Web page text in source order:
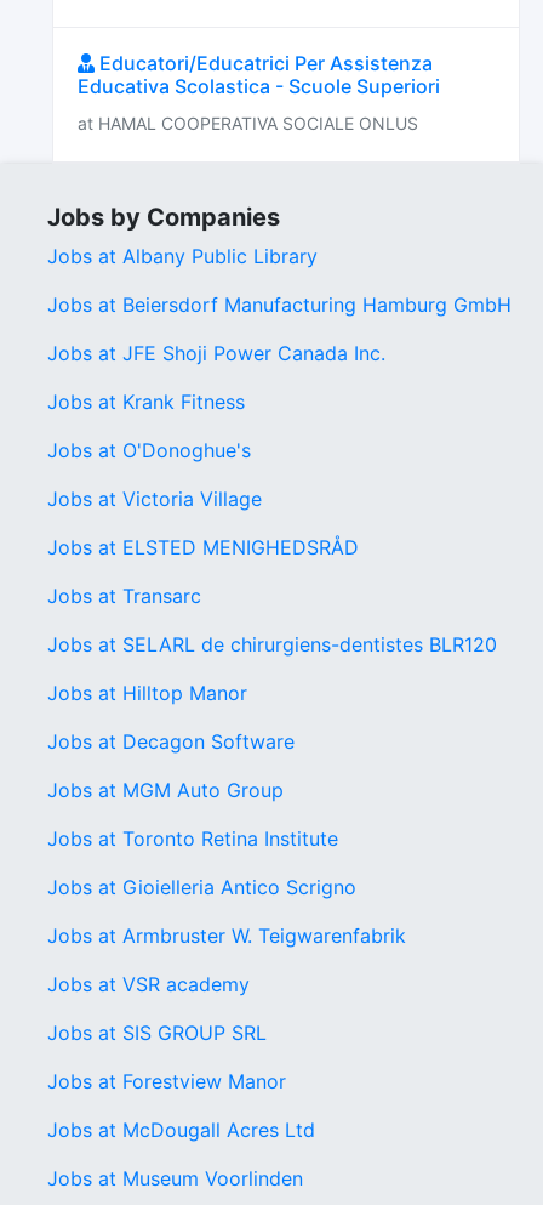
Educatori/Educatrici Per Assistenza
Educativa Scolastica - Scuole Superiori
at HAMAL COOPERATIVA SOCIALE ONLUS
Jobs by Companies
Jobs at Albany Public Library
Jobs at Beiersdorf Manufacturing Hamburg GmbH
Jobs at JFE Shoji Power Canada Inc.
Jobs at Krank Fitness
Jobs at O'Donoghue's
Jobs at Victoria Village
Jobs at ELSTED MENIGHEDSRÅD
Jobs at Transarc
Jobs at SELARL de chirurgiens-dentistes BLR120
Jobs at Hilltop Manor
Jobs at Decagon Software
Jobs at MGM Auto Group
Jobs at Toronto Retina Institute
Jobs at Gioielleria Antico Scrigno
Jobs at Armbruster W. Teigwarenfabrik
Jobs at VSR academy
Jobs at SIS GROUP SRL
Jobs at Forestview Manor
Jobs at McDougall Acres Ltd
Jobs at Museum Voorlinden